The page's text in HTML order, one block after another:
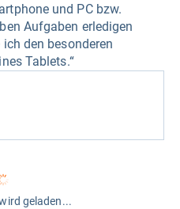
und PC bzw.
Aufgaben erledigen
den besonderen
Tablets.“
geladen...